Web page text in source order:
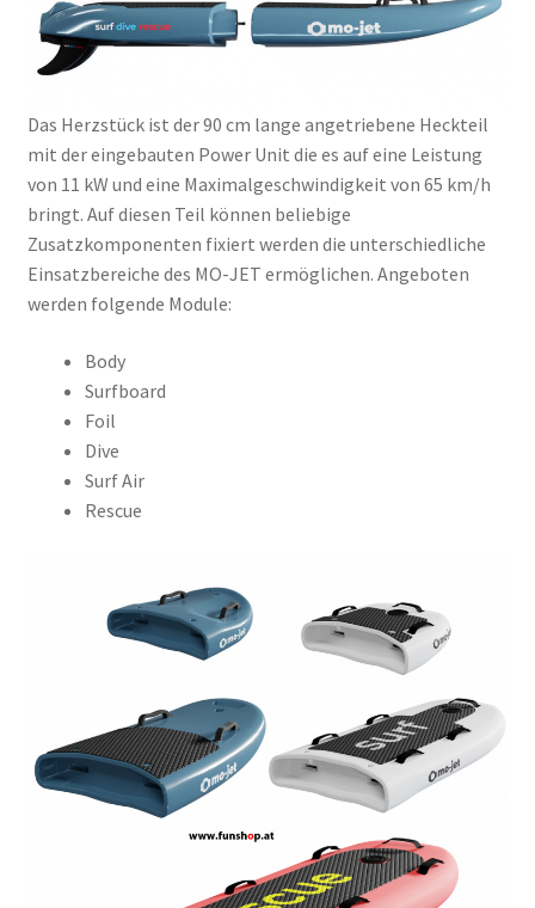
Das Herzstück ist der 90 cm lange angetriebene Heckteil
mit der eingebauten Power Unit die es auf eine Leistung
von 11 kW und eine Maximalgeschwindigkeit von 65 km/h
bringt. Auf diesen Teil können beliebige
Zusatzkomponenten fixiert werden die unterschiedliche
Einsatzbereiche des MO-JET ermöglichen. Angeboten
werden folgende Module:
Body
Surfboard
Foil
Dive
Surf Air
Rescue